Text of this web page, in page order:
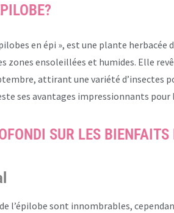
en épi », est une plante
zones ensoleillées et humides. Elle
attirant une variété
ses avantages impressionnants pour
SUR LES
l’épilobe sont innombrables,